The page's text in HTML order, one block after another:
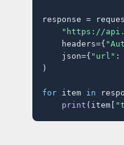
response =
"https://
    headers={
    json={
"url" :
)
for item in
print (item[